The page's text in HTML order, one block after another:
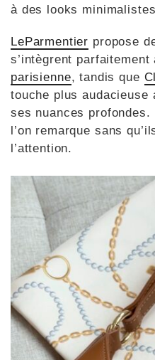
à des looks
LeParmentier propose
s’intègrent
parisienne, tandis que
touche plus
ses nuances
l’on remarque sans
l’attention.